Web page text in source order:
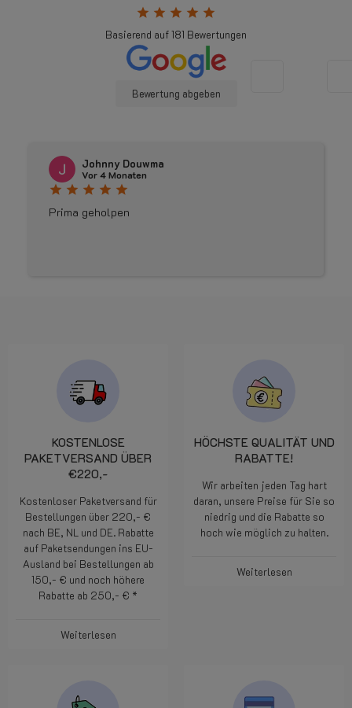
star star star star star
Basierend auf181 Bewertungen
Bewertung abgeben
Johnny Douwma
Vor 4 Monaten
star star star star star
Prima geholpen
KOSTENLOSE
PAKETVERSAND ÜBER
€220,-
Kostenloser Paketversand für
Bestellungen über 220,- €
nach BE, NL und DE. Rabatte
auf Paketsendungen ins EU-
Ausland bei Bestellungen ab
150,- € und noch höhere
Rabatte ab 250,- € *
Weiterlesen
HÖCHSTE QUALITÄT UND
RABATTE!
Wir arbeiten jeden Tag hart
daran, unsere Preise für Sie so
niedrig und die Rabatte so
hoch wie möglich zu halten.
Weiterlesen